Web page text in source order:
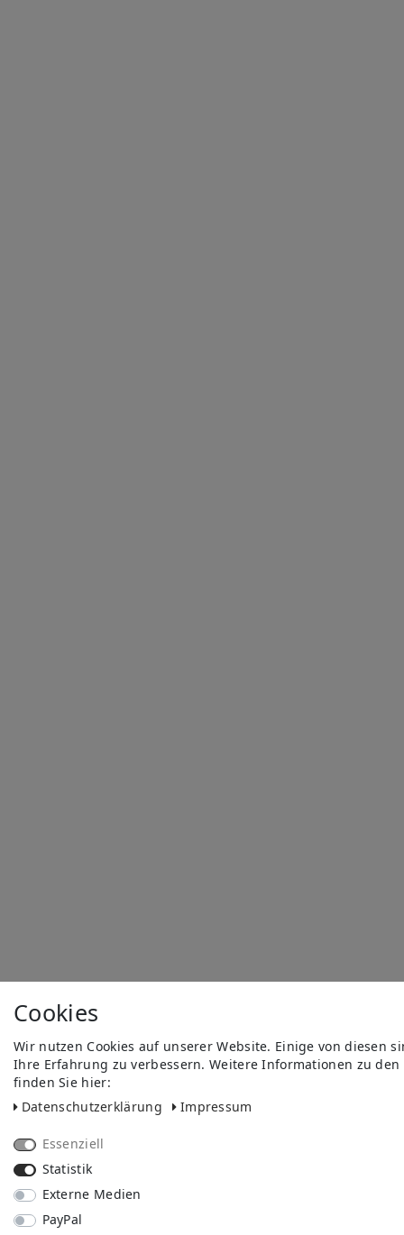
Cookies
Wir nutzen Cookies auf unserer Website. Einige von diesen
Ihre Erfahrung zu verbessern. Weitere Informationen zu
finden Sie hier:
Daten­schutz­erklärung
Impressum
Essenziell
Statistik
Externe Medien
PayPal